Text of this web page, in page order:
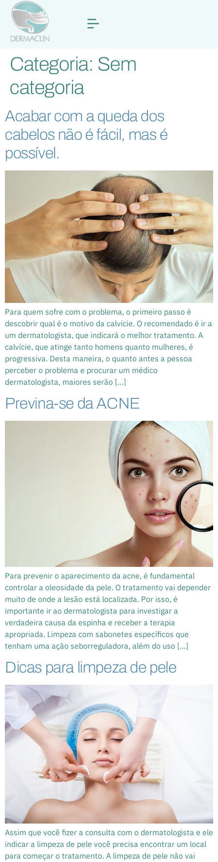
Categoria: Sem
categoria
Acabar com a queda dos
cabelos não é fácil, mas é
possível.
Para quem sofre com o problema, o primeiro passo é
descobrir qual é o motivo da calvície. O recomendado é ir a
um dermatologista, que indicará o melhor tratamento. A
calvície, que atinge tanto homens quanto mulheres, é
progressiva. Desta maneira, o quanto antes a pessoa
perceber o problema e procurar um médico
dermatologista, maiores serão […]
Previna-se da ACNE
Para prevenir o aparecimento da acne, é fundamental
controlar a oleosidade da pele. O tratamento vai depender
muito de onde a lesão está localizada. Por isso, é
importante ir ao dermatologista para investigar a
verdadeira causa da espinha e receber a terapia
apropriada. Limpeza com sabonetes específicos que
tenham uma ação seborreguladora, além do uso […]
Dicas para limpeza de pele
Assim que você fizer a consulta com o dermatologista e ele
indicar a limpeza de pele você precisa encontrar um local
para começar o tratamento. A limpeza de pele não vai